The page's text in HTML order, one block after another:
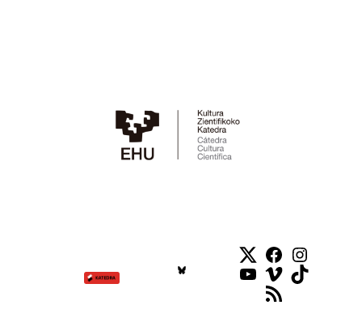
Twitter
Facebook
YouTube
VimeoTikTok
RSS Feed